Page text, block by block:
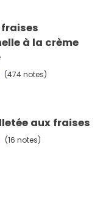
à la crème
(474 notes)
aux fraises
(16 notes)